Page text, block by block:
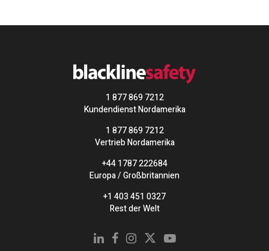
1 877 869 7212
Kundendienst Nordamerika
1 877 869 7212
Vertrieb Nordamerika
+44 1787 222684
Europa / Großbritannien
+1 403 451 0327
Rest der Welt